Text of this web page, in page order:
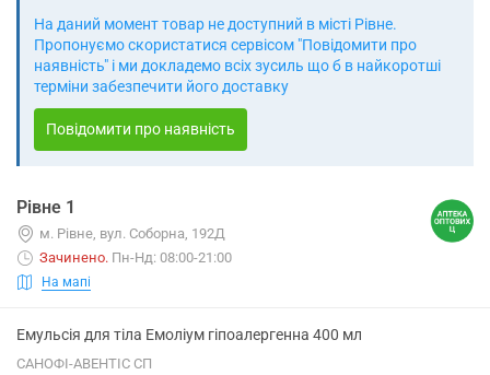
На даний момент товар не доступний в місті Рівне.
Пропонуємо скористатися сервісом "Повідомити про
наявність" і ми докладемо всіх зусиль що б в найкоротші
терміни забезпечити його доставку
Повідомити про наявність
Рівне 1
м. Рівне, вул. Соборна, 192Д
Зачинено. Пн-Нд: 08:00-21:00
На мапі
Емульсія для тіла Емоліум гіпоалергенна 400 мл
САНОФІ-АВЕНТІС СП